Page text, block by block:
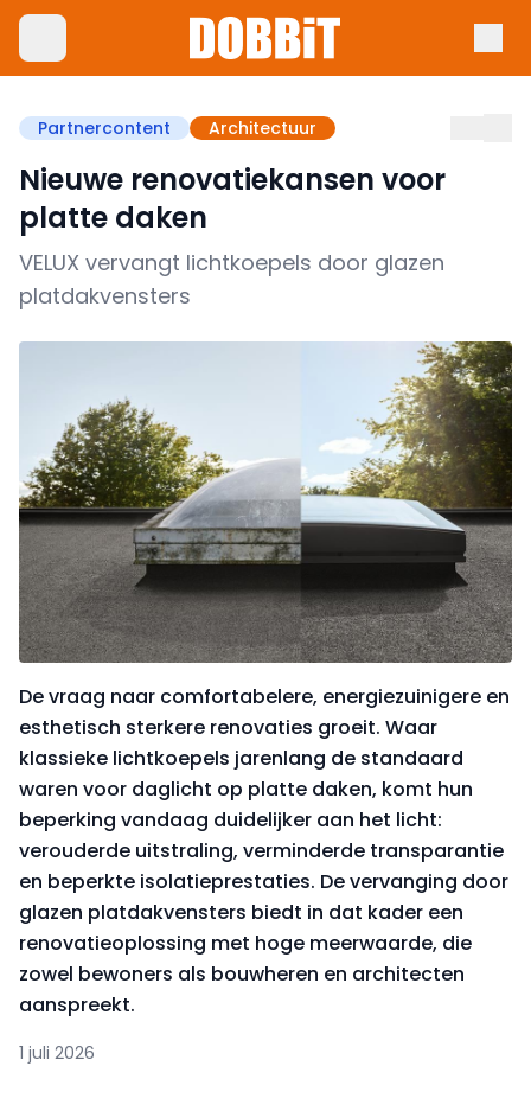
Partnercontent Architectuur
Nieuwe renovatiekansen voor
platte daken
VELUX vervangt lichtkoepels door glazen
platdakvensters
De vraag naar comfortabelere, energiezuinigere en
esthetisch sterkere renovaties groeit. Waar
klassieke lichtkoepels jarenlang de standaard
waren voor daglicht op platte daken, komt hun
beperking vandaag duidelijker aan het licht:
verouderde uitstraling, verminderde transparantie
en beperkte isolatieprestaties. De vervanging door
glazen platdakvensters biedt in dat kader een
renovatieoplossing met hoge meerwaarde, die
zowel bewoners als bouwheren en architecten
aanspreekt.
1 juli 2026